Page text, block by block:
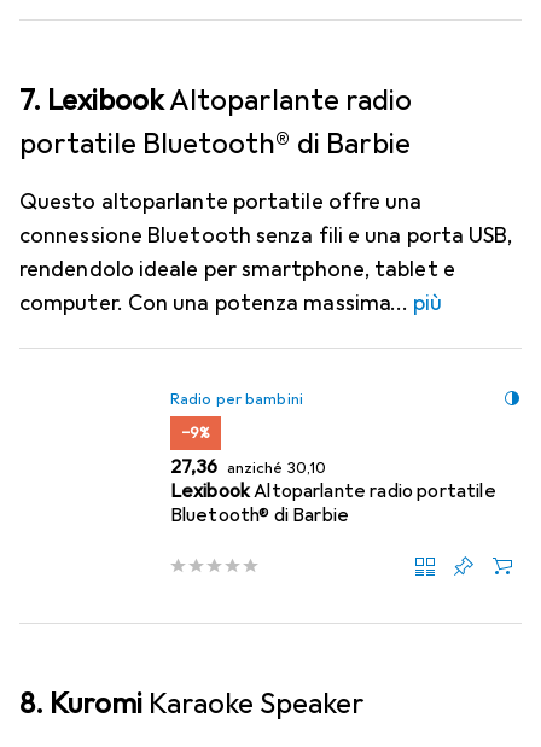
7. LexibookAltoparlante radio
portatile Bluetooth® di Barbie
Questo altoparlante portatile offre una
connessione Bluetooth senza fili e una porta USB,
rendendolo ideale per smartphone, tablet e
computer. Con una potenza massima
più
Radio per bambini
−9%
EUR
27,36 anziché EUR
30,10
LexibookAltoparlante radio portatile
Bluetooth® di Barbie
8. Kuromi Karaoke Speaker